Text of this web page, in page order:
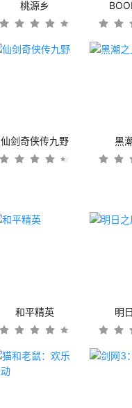
桃源乡
仙剑奇侠传九野 黑
和平精英 明